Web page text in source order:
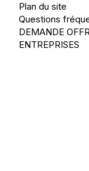
Plan du site
Questions
DEMANDE
ENTREPRISES